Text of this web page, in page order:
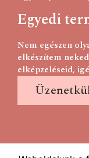
Egyedi
Nem egészen
elkészítem
elképzeléseid,